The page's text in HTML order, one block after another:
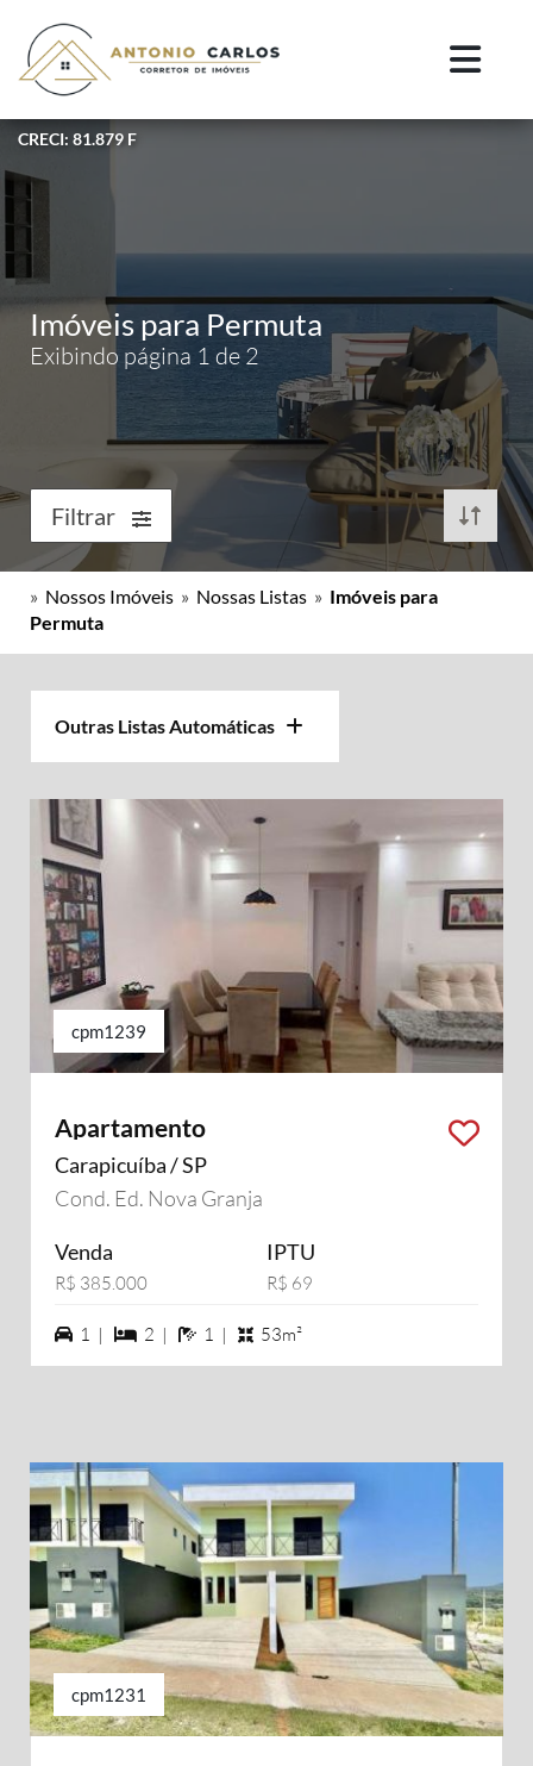
CRECI: 81.879 F
Imóveis para Permuta
Exibindo página 1 de 2
Filtrar
» Nossos Imóveis » Nossas Listas » Imóveis para
Permuta
Outras Listas Automáticas
cpm1239
Apartamento
Carapicuíba / SP
Cond. Ed. Nova Granja
Venda
R$ 385.000
IPTU
R$ 69
1 vagas na garagem
1 | 2 dormiórios
2 | 1 banheiros
1 | 53m²
cpm1231